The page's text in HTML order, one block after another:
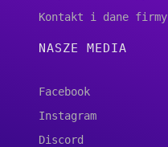
Kontakt i dane firmy
NASZE MEDIA
Facebook
Instagram
Discord